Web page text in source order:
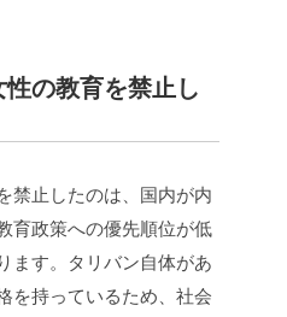
の教育を禁止し
禁止したのは、国内が内
育政策への優先順位が低
ます。タリバン自体があ
を持っているため、社会